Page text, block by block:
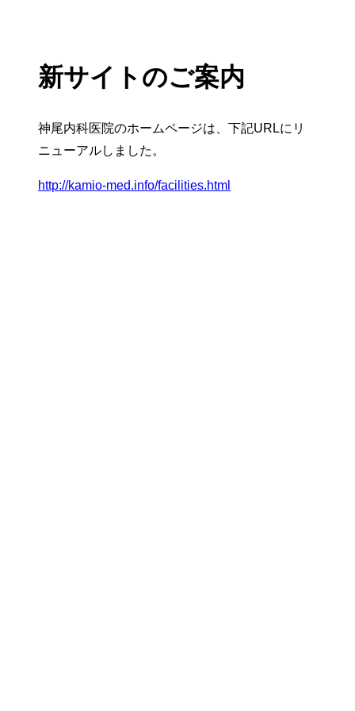
新サイトのご案内
神尾内科医院のホームページは、下記URLにリ
ニューアルしました。
http://kamio-med.info/facilities.html